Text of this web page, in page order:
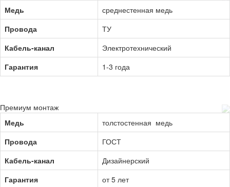
Медь
среднестенная медь
Провода
ТУ
Кабель-канал
Электротехнический
Гарантия
1-3 года
Премиум монтаж
Медь
толстостенная медь
Провода
ГОСТ
Кабель-канал
Дизайнерский
Гарантия
от 5 лет